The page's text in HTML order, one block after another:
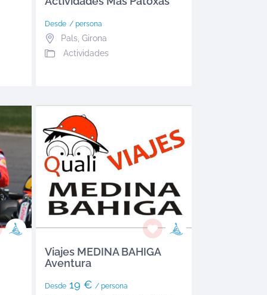
Desde / persona
Pals, Girona
Actividades
Viajes MEDINA BAHIGA
Aventura
Desde19 € / persona